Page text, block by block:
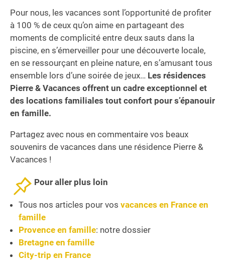
Pour nous, les vacances sont l’opportunité de profiter
à 100 % de ceux qu’on aime en partageant des
moments de complicité entre deux sauts dans la
piscine, en s’émerveiller pour une découverte locale,
en se ressourçant en pleine nature, en s’amusant tous
ensemble lors d’une soirée de jeux… Les résidences
Pierre & Vacances offrent un cadre exceptionnel et
des locations familiales tout confort pour s’épanouir
en famille.
Partagez avec nous en commentaire vos beaux
souvenirs de vacances dans une résidence Pierre &
Vacances !
Pour aller plus loin
Tous nos articles pour vos vacances en France en
famille
Provence en famille: notre dossier
Bretagne en famille
City-trip en France